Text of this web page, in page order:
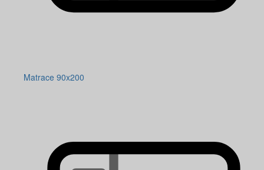
Matrace 90x200